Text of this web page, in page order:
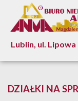
Lublin, ul. Lipowa
DZIAŁKI NA